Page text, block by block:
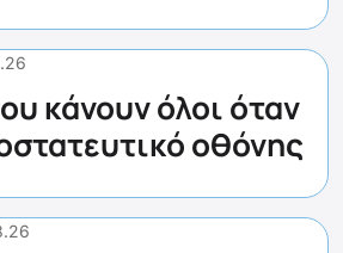
κάνουν όλοι όταν
οθόνης